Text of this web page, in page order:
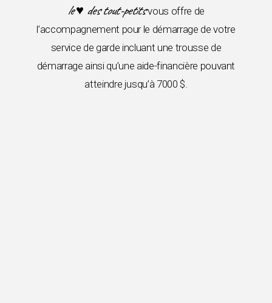
le ♥ des tout-petitsvous offre de
l’accompagnement pour le démarrage de votre
service de garde incluant une trousse de
démarrage ainsi qu’une aide-financière pouvant
atteindre jusqu’à 7000 $.